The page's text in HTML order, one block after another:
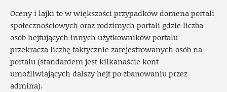
Oceny i lajki to w większości przypadków domena portali
społecznościowych oraz rodzimych portali gdzie liczba
osób hejtujących innych użytkowników portalu
przekracza liczbę faktycznie zarejestrowanych osób na
portalu (standardem jest kilkanaście kont
umożliwiających dalszy hejt po zbanowaniu przez
admina).